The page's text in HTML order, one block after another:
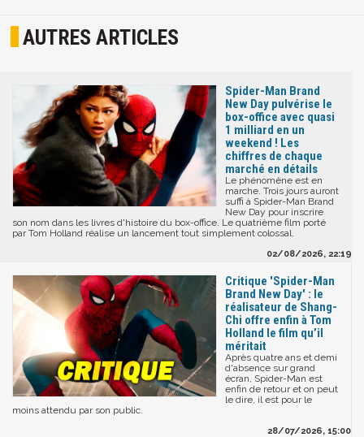
AUTRES ARTICLES
Spider-Man Brand
New Day pulvérise le
box-office avec quasi
1 milliard en un
weekend ! Les
chiffres de chaque
marché en détails
Le phénomène est en
marche. Trois jours auront
suffi à Spider-Man Brand
New Day pour inscrire
son nom dans les livres d'histoire du box-office. Le quatrième film porté
par Tom Holland réalise un lancement tout simplement colossal.
02/08/2026, 22:19
Critique 'Spider-Man
Brand New Day' : le
réalisateur de Shang-
Chi offre enfin à Tom
Holland le film qu’il
méritait
Après quatre ans et demi
d'absence sur grand
écran, Spider-Man est
enfin de retour et on peut
le dire, il est pour le
moins attendu par son public.
28/07/2026, 15:00